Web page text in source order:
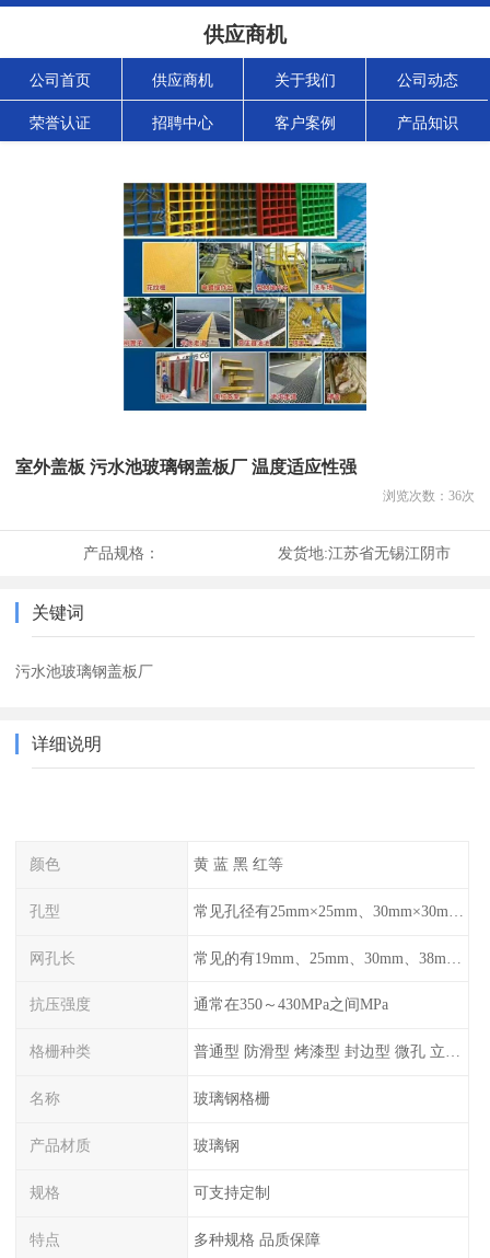
供应商机
公司首页 供应商机 关于我们 公司动态
荣誉认证 招聘中心 客户案例 产品知识
室外盖板 污水池玻璃钢盖板厂 温度适应性强
浏览次数： 36次
产品规格： 发货地:江苏省无锡江阴市
关键词
污水池玻璃钢盖板厂
详细说明
颜色 黄 蓝 黑 红等
孔型
网孔长
抗压强度 通常在350～430MPa之间MPa
格栅种类 普通型 防滑型 ‌烤漆型 封边型 ‌微孔 立体 加砂覆面型 平面型
名称 玻璃钢格栅
产品材质 玻璃钢
规格 可支持定制
特点 多种规格 品质保障